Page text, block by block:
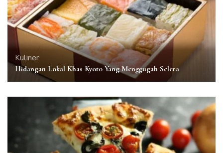
Kuliner
Hidangan Lokal Khas Kyoto Yang Menggugah Selera